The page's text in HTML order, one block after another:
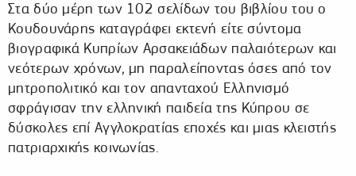
Στα δύο μέρη των 102 σελίδων του βιβλίου του ο
Κουδουνάρης καταγράφει εκτενή είτε σύντομα
βιογραφικά Κυπρίων Αρσακειάδων παλαιότερων και
νεότερων χρόνων, μη παραλείποντας όσες από τον
μητροπολιτικό και τον απανταχού Ελληνισμό
σφράγισαν την ελληνική παιδεία της Κύπρου σε
δύσκολες επί Αγγλοκρατίας εποχές και μιας κλειστής
πατριαρχικής κοινωνίας.